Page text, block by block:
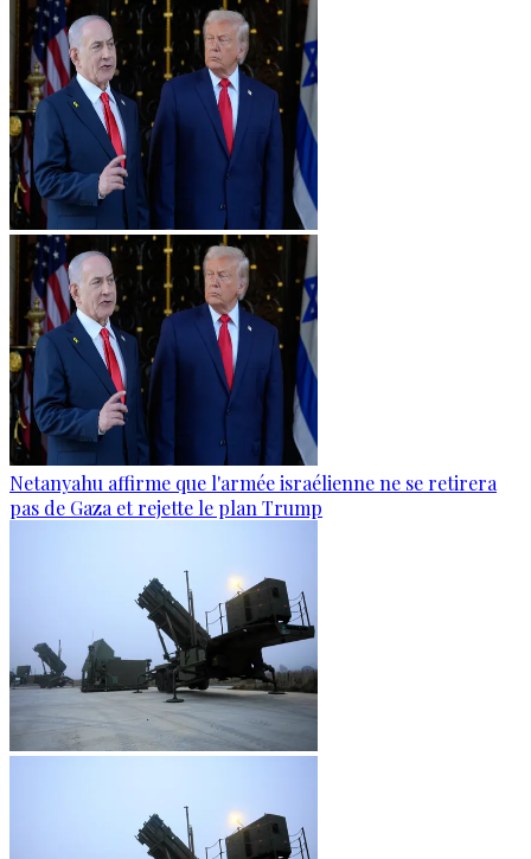
Netanyahu affirme que l'armée israélienne ne se retirera
pas de Gaza et rejette le plan Trump